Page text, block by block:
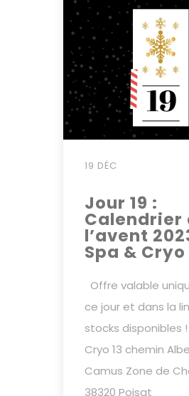
19 DÉC
Jour 19 :
Calendrier
l’avent
Spa & Cryo
Offre valable
ce jour et dans la
stocks disponibles
Cryo 13 chemin
Camus Zone de
38320 Poisat